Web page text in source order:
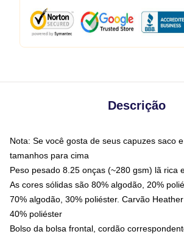
Descrição
Nota: Se você gosta de seus capuzes saco
tamanhos para cima
Peso pesado 8.25 onças (~280 gsm) lã rica
As cores sólidas são 80% algodão, 20%
70% algodão, 30% poliéster. Carvão
40% poliéster
Bolso da bolsa frontal, cordão